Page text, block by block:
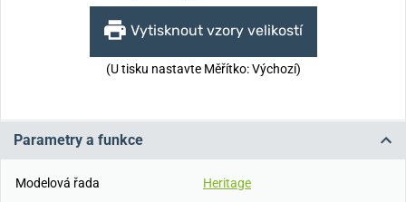
Vytisknout vzory velikostí
(U tisku nastavte Měřítko: Výchozí)
Parametry a funkce
Modelová řada
Heritage